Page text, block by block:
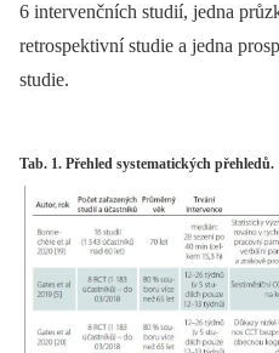
6 intervenčních studií, jedna
retrospektivní studie a jedna
studie.
Tab. 1. Přehled systematických přehledů.